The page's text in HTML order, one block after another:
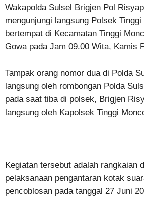
Wakapolda Sulsel Brigjen Pol
mengunjungi langsung Polsek
bertempat di Kecamatan Tinggi
Gowa pada Jam 09.00 Wita, Kamis
Tampak orang nomor dua di Polda
langsung oleh rombongan Polda
pada saat tiba di polsek, Brigjen
langsung oleh Kapolsek Tinggi
Kegiatan tersebut adalah rangkaian
pelaksanaan pengantaran kotak
pencoblosan pada tanggal 27 Juni